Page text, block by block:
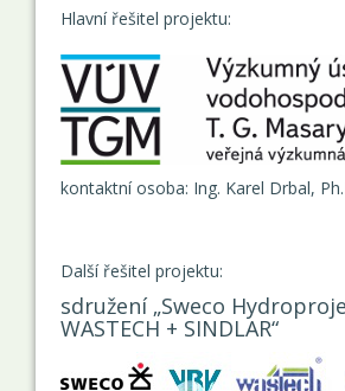
Hlavní řešitel projektu:
kontaktní osoba: Ing. Karel Drbal,
Další řešitel projektu:
sdružení „Sweco
WASTECH + SINDLAR“